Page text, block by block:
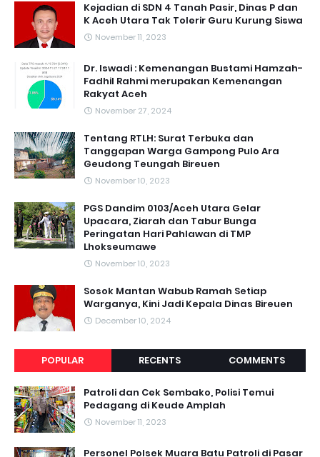
Kejadian di SDN 4 Tanah Pasir, Dinas P dan
K Aceh Utara Tak Tolerir Guru Kurung Siswa
November 11, 2023
Dr. Iswadi : Kemenangan Bustami Hamzah-
Fadhil Rahmi merupakan Kemenangan
Rakyat Aceh
November 27, 2024
Tentang RTLH: Surat Terbuka dan
Tanggapan Warga Gampong Pulo Ara
Geudong Teungah Bireuen
November 10, 2023
PGS Dandim 0103/Aceh Utara Gelar
Upacara, Ziarah dan Tabur Bunga
Peringatan Hari Pahlawan di TMP
Lhokseumawe
November 10, 2023
Sosok Mantan Wabub Ramah Setiap
Warganya, Kini Jadi Kepala Dinas Bireuen
December 10, 2024
POPULAR RECENTS COMMENTS
Patroli dan Cek Sembako, Polisi Temui
Pedagang di Keude Amplah
November 11, 2023
Personel Polsek Muara Batu Patroli di Pasar